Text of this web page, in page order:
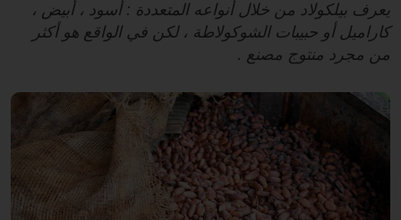
يعرف بيلكولاد من خلال أنواعه المتعددة : أسود ، أبيض ،
كاراميل أو حبيبات الشوكولاطة ، لكن في الواقع هو أكثر
من مجرد منتوج مصنع .